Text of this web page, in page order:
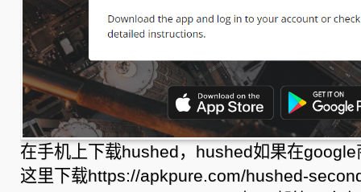
在手机上下载hushed，hushed如果在
这里下载https://apkpure.com/hushed-